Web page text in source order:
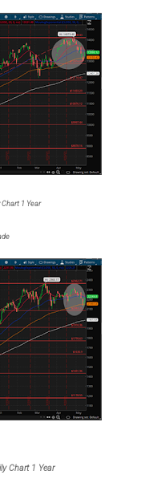
Chart 1 Year
Chart 1 Year